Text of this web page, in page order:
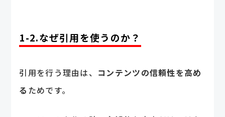
1-2.なぜ引用を使うのか？
引用を行う理由は、 コンテンツの信頼性を高め
る ためです。